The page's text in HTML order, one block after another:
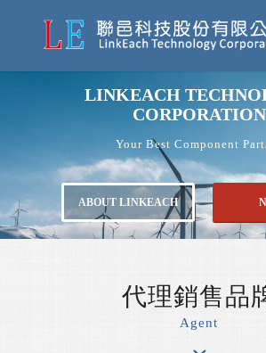
LINKEACH
CORPORATION
Your Best Component
ABOUT LINKEACH
代理銷售品
Agent